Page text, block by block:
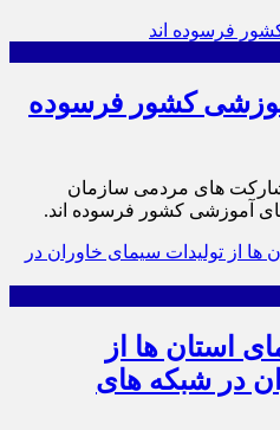
کشور فرسوده
های مردمی سازمان
استان ها از
در شبکه های